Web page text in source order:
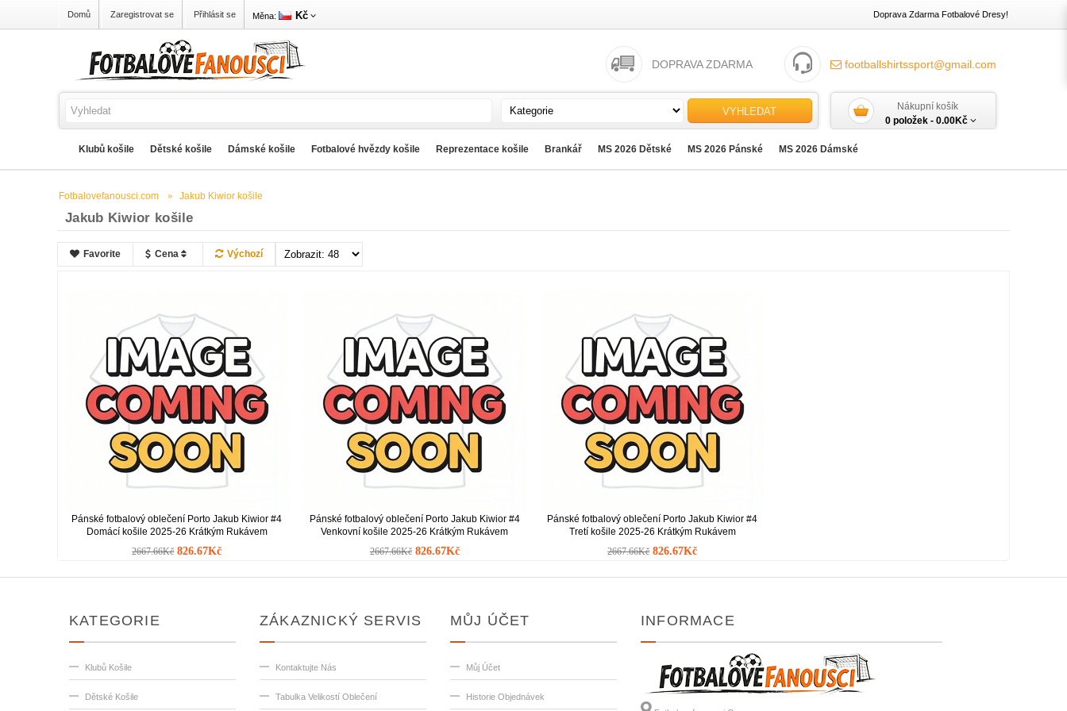
Domů Zaregistrovat se Přihlásit se Měna: Kč Doprava Zdarma Fotbalové Dresy!
footballshirtssport@gmail.com
DOPRAVA ZDARMA
VYHLEDAT
Nákupní košík
0 položek - 0.00Kč
Klubů košile Dětské košile Dámské košile Fotbalové hvězdy košile Reprezentace košile Brankář MS 2026 Dětské MS 2026 Pánské MS 2026 Dámské
Fotbalovefanousci.com Jakub Kiwior košile
Jakub Kiwior košile
Favorite Cena Výchozí
Pánské fotbalový oblečení Porto Jakub Kiwior #4
Domácí košile 2025-26 Krátkým Rukávem
2667.66Kč 826.67Kč
Pánské fotbalový oblečení Porto Jakub Kiwior #4
Venkovní košile 2025-26 Krátkým Rukávem
2667.66Kč 826.67Kč
Pánské fotbalový oblečení Porto Jakub Kiwior #4
Tretí košile 2025-26 Krátkým Rukávem
2667.66Kč 826.67Kč
KATEGORIE
Klubů Košile
Dětské Košile
ZÁKAZNICKÝ SERVIS
Kontaktujte Nás
Tabulka Velikostí Oblečení
MŮJ ÚČET
Můj Účet
Historie Objednávek
INFORMACE